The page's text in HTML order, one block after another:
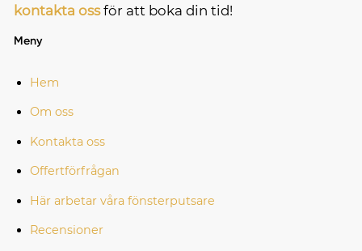
kontakta ossför att boka din tid!
Meny
Hem
Om oss
Kontakta oss
Offertförfrågan
Här arbetar våra fönsterputsare
Recensioner